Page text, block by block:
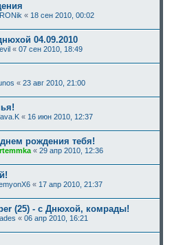
«18 сен 2010, 00:02
04.09.2010
«07 сен 2010, 18:49
«23 авг 2010, 21:00
«16 июн 2010, 12:37
рождения тебя!
«29 апр 2010, 12:36
«17 апр 2010, 21:37
(25) - с Днюхой, комрады!
«06 апр 2010, 16:21